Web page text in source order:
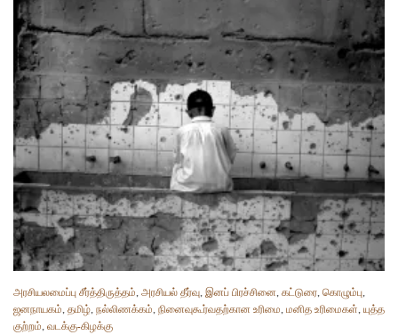
அரசியலமைப்பு சீர்த்திருத்தம், அரசியல் தீர்வு, இனப் பிரச்சினை, கட்டுரை, கொழும்பு,
ஜனநாயகம், தமிழ், நல்லிணக்கம், நினைவுகூர்வதற்கான உரிமை, மனித உரிமைகள், யுத்த
குற்றம், வடக்கு-கிழக்கு